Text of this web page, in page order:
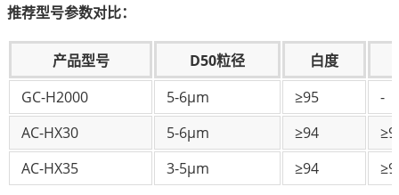
推荐型号参数对比：
产品型号 D50粒径
白度
GC-H2000
5-6μm ≥95
-
AC-HX30
5-6μm ≥94
AC-HX35
3-5μm ≥94